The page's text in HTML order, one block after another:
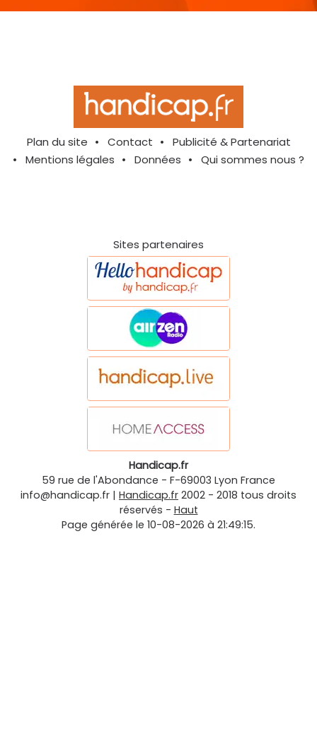
Plan du site Contact
Publicité & Partenariat
Mentions légales
Données Qui sommes nous ?
Sites partenaires
Handicap.fr
59 rue de l'Abondance - F-69003 Lyon France
info@handicap.fr | Handicap.fr 2002 - 2018 tous droits
réservés - Haut
Page générée le 10-08-2026 à 21:49:15.